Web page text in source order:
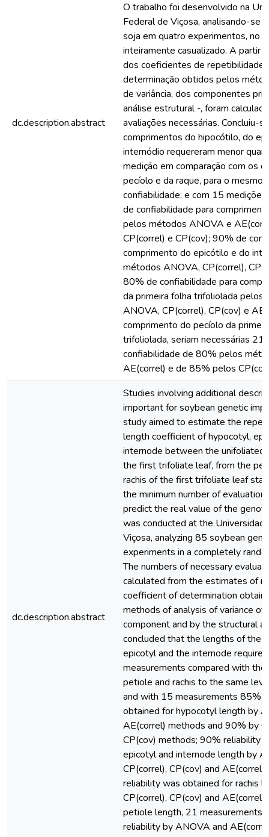
dc.description.abstract
O trabalho foi desenvolvido na
Federal de Viçosa, analisando-se
soja em quatro experimentos, no
inteiramente casualizado. A partir
dos coeficientes de repetibilidade
determinação obtidos pelos
de variância, dos componentes
análise estrutural -, foram
avaliações necessárias. Concluiu-
comprimentos do hipocótilo, do
internódio requereram menor
medição em comparação com os
pecíolo e da raque, para o mesmo
confiabilidade; e com 15
de confiabilidade para
pelos métodos ANOVA e
CP(correl) e CP(cov); 90% de
comprimento do epicótilo e do
métodos ANOVA, CP(correl),
80% de confiabilidade para
da primeira folha trifoliolada pelos
ANOVA, CP(correl), CP(cov) e
comprimento do pecíolo da
trifoliolada, seriam necessárias 21
confiabilidade de 80% pelos
AE(correl) e de 85% pelos
dc.description.abstract
Studies involving additional
important for soybean genetic
study aimed to estimate the
length coefficient of hypocotyl,
internode between the unifoliated
the first trifoliate leaf, from the
rachis of the first trifoliate leaf
the minimum number of
predict the real value of the
was conducted at the
Viçosa, analyzing 85 soybean
experiments in a completely
The numbers of necessary
calculated from the estimates of
coefficient of determination
methods of analysis of variance of
component and by the structural
concluded that the lengths of the
epicotyl and the internode
measurements compared with
petiole and rachis to the same
and with 15 measurements 85%
obtained for hypocotyl length by
AE(correl) methods and 90% by
CP(cov) methods; 90% reliability
epicotyl and internode length by
CP(correl), CP(cov) and
reliability was obtained for rachis
CP(correl), CP(cov) and
petiole length, 21 measurements
reliability by ANOVA and